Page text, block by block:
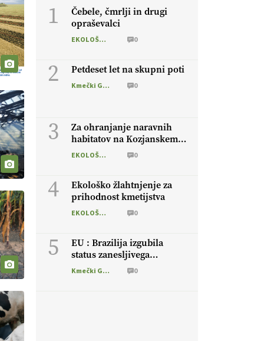
1
Čebele, čmrlji in drugi
opraševalci
EKOLOŠKO LOGIČNO 0
2 Petdeset let na skupni poti
Kmečki Glas 0
3
Za ohranjanje naravnih
habitatov na Kozjanskem
skoraj 8 milijonov evrov
EKOLOŠKO LOGIČNO 0
4
Ekološko žlahtnjenje za
prihodnost kmetijstva
EKOLOŠKO LOGIČNO 0
5
EU : Brazilija izgubila
status zanesljivega
dobavitelja
Kmečki Glas 0